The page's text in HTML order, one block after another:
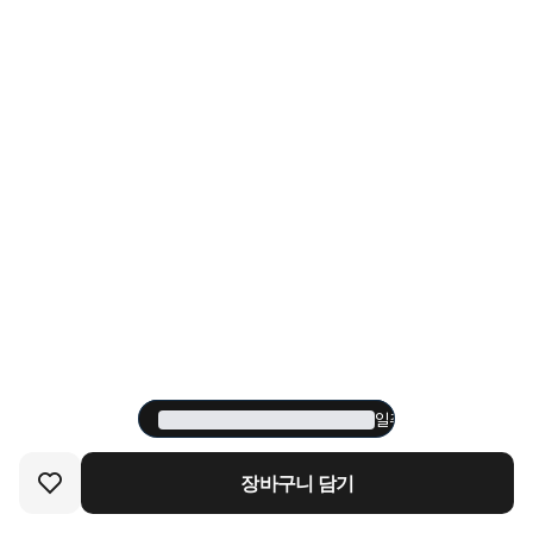
일주일 내에 249명이
장바구니 담기
일주일 내에 249명이
장바구니 담기